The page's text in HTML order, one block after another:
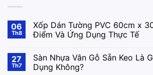
06
Th8
Xốp Dán Tường PVC 60cm x
Điểm Và Ứng Dụng Thực Tế
27
Th7
Sàn Nhựa Vân Gỗ Sẵn Keo Là
Dụng Không?